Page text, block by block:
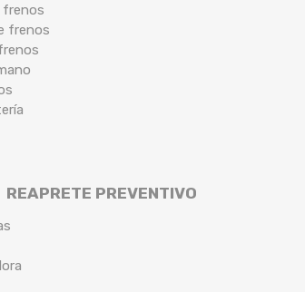
frenos
frenos
REAPRETE PREVENTIVO